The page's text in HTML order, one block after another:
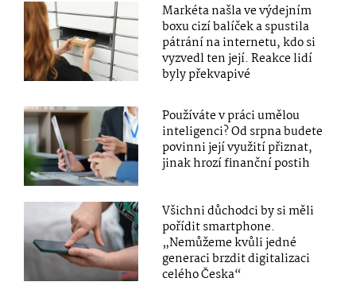
Markéta našla ve výdejním
boxu cizí balíček a spustila
pátrání na internetu, kdo si
vyzvedl ten její. Reakce lidí
byly překvapivé
Používáte v práci umělou
inteligenci? Od srpna budete
povinni její využití přiznat,
jinak hrozí finanční postih
Všichni důchodci by si měli
pořídit smartphone.
„Nemůžeme kvůli jedné
generaci brzdit digitalizaci
celého Česka“